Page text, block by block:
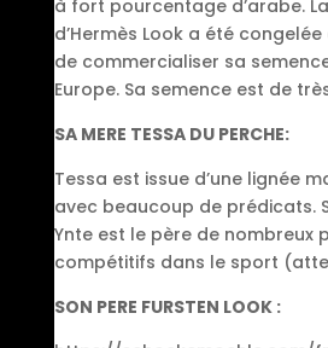
à fort pourcentage d’arabe.
d’Hermès Look a été
de commercialiser sa
Europe. Sa semence est de
SA MERE TESSA DU PERCHE:
Tessa est issue d’une lignée
avec beaucoup de prédicats.
Ynte est le père de nombreux
compétitifs dans le sport
SON PERE FURSTEN LOOK :